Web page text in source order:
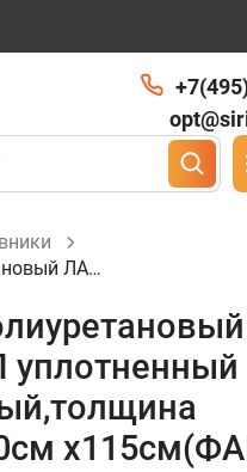
Фартук полиуретановый ЛАРИПОЛ уплотненный коричневый,толщина 0,3мм,р.90см х115см(ФАР013)(х12)